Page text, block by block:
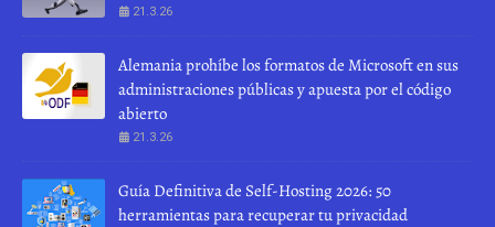
21.3.26
Alemania prohíbe los formatos de Microsoft en sus
administraciones públicas y apuesta por el código
abierto
21.3.26
Guía Definitiva de Self-Hosting 2026: 50
herramientas para recuperar tu privacidad